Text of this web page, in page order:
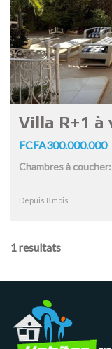
Villa R+1 à
FCFA300.000.000
Chambres à coucher:
Depuis 8 mois
1 resultats